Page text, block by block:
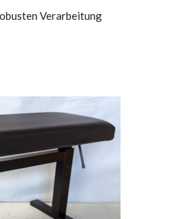
Verarbeitung